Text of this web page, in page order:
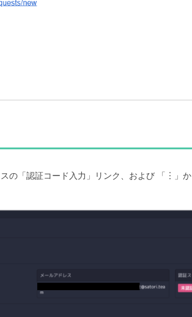
の「認証コード入力」リンク、および 「︙」